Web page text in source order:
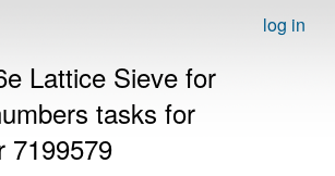
log in
Lattice Sieve for
tasks for
7199579